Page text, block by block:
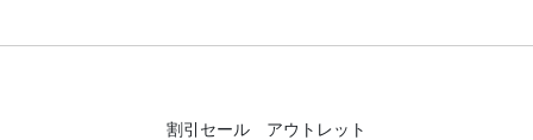
割引セール アウトレット